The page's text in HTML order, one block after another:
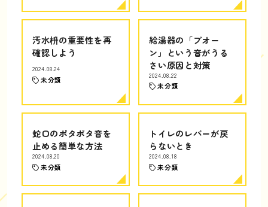
汚水枡の重要性を再
確認しよう
2024.08.24
未分類
給湯器の「ブオー
ン」という音がうる
さい原因と対策
2024.08.22
未分類
蛇口のポタポタ音を
止める簡単な方法
2024.08.20
未分類
トイレのレバーが戻
らないとき
2024.08.18
未分類